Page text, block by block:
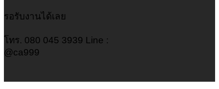
รอรับงานได้เลย
โทร. 080 045 3939 Line :
@ca999